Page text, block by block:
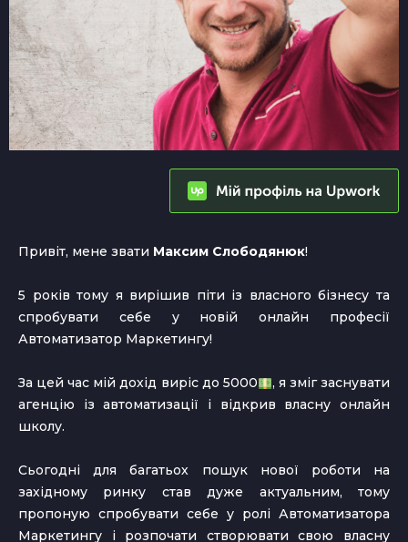
Привіт, мене звати Максим Слободянюк!
5 років тому я вирішив піти із власного бізнесу та
спробувати себе у новій онлайн професії
Автоматизатор Маркетингу!
За цей час мій дохід виріс до 5000
, я зміг заснувати
агенцію із автоматизації і відкрив власну онлайн
школу.
Сьогодні для багатьох пошук нової роботи на
західному ринку став дуже актуальним, тому
пропоную спробувати себе у ролі Автоматизатора
Маркетингу і розпочати створювати свою власну